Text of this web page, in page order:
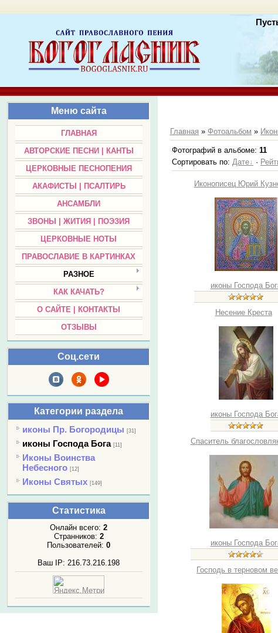
Меню сайта
ГЛАВНАЯ
АВТОРСКИЕ ПЕСНИ | КАНТЫ
ЦЕРКОВНЫЕ ПЕСНОПЕНИЯ
АКАФИСТЫ | ПСАЛТИРЬ
АНСАМБЛИ
ЗВОНЫ | ЖИТИЯ | ПОЭЗИЯ
ЦЕРКОВНЫЕ НОТЫ
ПРАВОСЛАВИЕ В КАРТИНКАХ
РАЗНОЕ
КАК КАЧАТЬ?
О САЙТЕ | КОНТАКТЫ
ОТЗЫВЫ
Соц.сети
Категории раздела
иконы Пр. Богородицы [31]
иконы Господа Бога [11]
Иконы Воинства
Небесного [12]
Иконы Святых [149]
Статистика
Онлайн всего:2
Странников: 2
Пользователей:0
Ваш IP: 216.73.216.198
Главная »Фотоальбом »
Фотографий в альбоме:11
Сортировать по:Дате ·
Иконописец Юрий
иконы Господа
Несение Креста
иконы Господа
Спаситель
иконы Господа
Господь в терновом